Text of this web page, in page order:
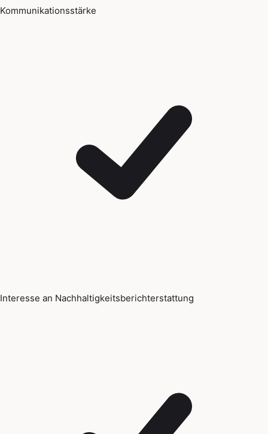
Kommunikationsstärke
Interesse an Nachhaltigkeitsberichterstattung